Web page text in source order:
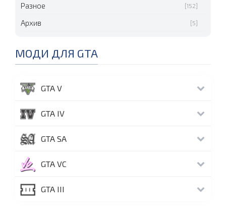
Разное [152]
Архив [5]
МОДИ ДЛЯ GTA
GTA V
GTA IV
GTA SA
GTA VC
GTA III